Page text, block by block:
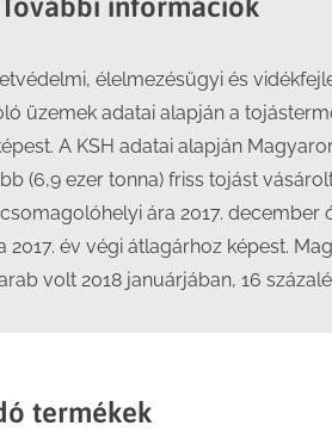
További információk
élelmezésügyi és
üzemek adatai alapján a
A KSH adatai alapján
(6,9 ezer tonna) friss tojást
ára 2017.
2017. év végi átlagárhoz képest.
volt 2018 januárjában, 16
termékek